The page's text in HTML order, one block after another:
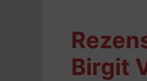
Birgit